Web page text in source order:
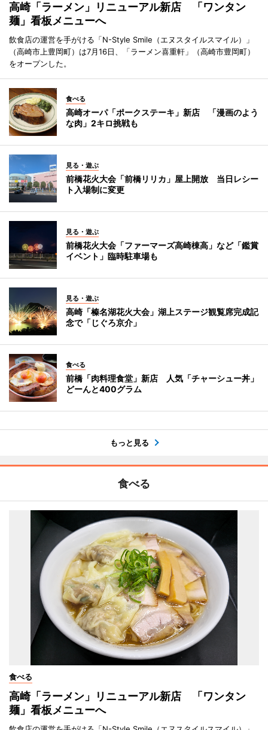
高崎「ラーメン」リニューアル新店 「ワンタン
麺」看板メニューへ
飲食店の運営を手がける「N-Style Smile（エヌスタイルスマイル）」
（高崎市上豊岡町）は7月16日、「ラーメン喜重軒」（高崎市豊岡町）
をオープンした。
食べる
高崎オーパ「ポークステーキ」新店 「漫画のよう
な肉」2キロ挑戦も
見る・遊ぶ
前橋花火大会「前橋リリカ」屋上開放 当日レシー
ト入場制に変更
見る・遊ぶ
前橋花火大会「ファーマーズ高崎棟高」など「鑑賞
イベント」臨時駐車場も
見る・遊ぶ
高崎「榛名湖花火大会」湖上ステージ観覧席完成記
念で「じぐろ京介」
食べる
前橋「肉料理食堂」新店 人気「チャーシュー丼」
どーんと400グラム
もっと見る
食べる
食べる
高崎「ラーメン」リニューアル新店 「ワンタン
麺」看板メニューへ